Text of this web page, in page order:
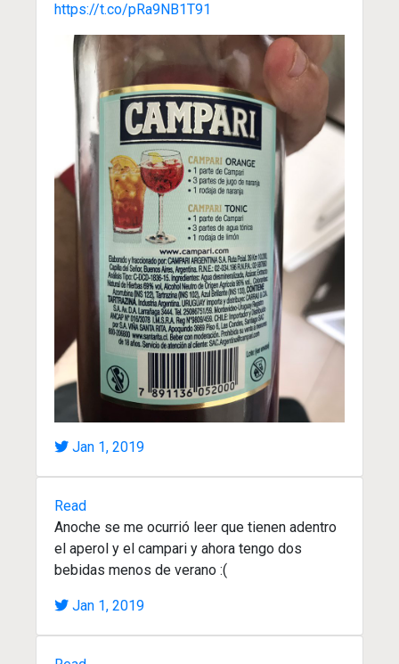
https://t.co/pRa9NB1T91
Jan 1, 2019
Read
Anoche se me ocurrió leer que tienen adentro
el aperol y el campari y ahora tengo dos
bebidas menos de verano :(
Jan 1, 2019